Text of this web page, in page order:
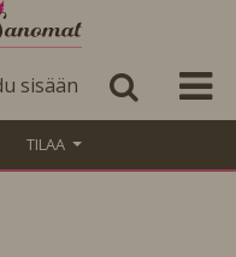
sisään
TILAA